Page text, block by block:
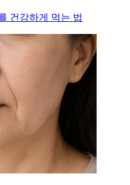
건강하게 먹는 법